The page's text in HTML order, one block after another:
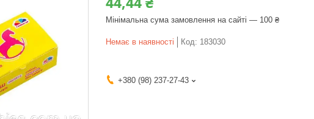
Мінімальна сума замовлення на сайті — 100 ₴
Немає в наявності Код: 183030
+380 (98) 237-27-43